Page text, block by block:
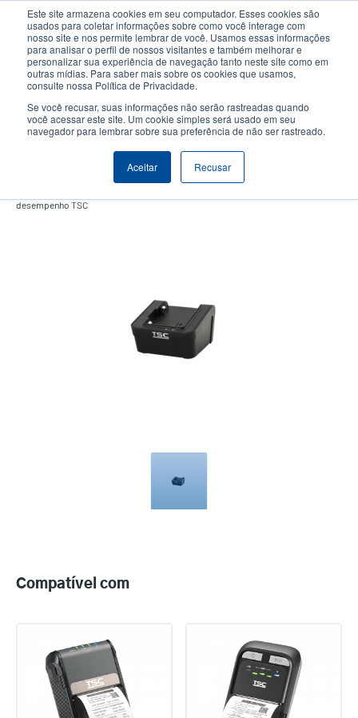
Este site armazena cookies em seu computador. Esses cookies são
usados para coletar informações sobre como você interage com
nosso site e nos permite lembrar de você. Usamos essas informações
para analisar o perfil de nossos visitantes e também melhorar e
personalizar sua experiência de navegação tanto neste site como em
outras mídias. Para saber mais sobre os cookies que usamos,
consulte nossa Política de Privacidade.
Se você recusar, suas informações não serão rastreadas quando
você acessar este site. Um cookie simples será usado em seu
navegador para lembrar sobre sua preferência de não ser rastreado.
Aceitar Recusar
conteúdo
principal
User
account
User
Header
Seletor de Produto Contactar Vendas
Carregador de bateria
desempenho TSC
with
Compatível com